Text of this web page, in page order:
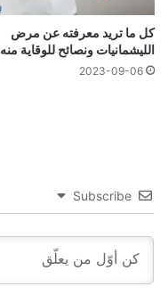
كل ما تريد معرفته عن مرض
الليشمانيات ونصائح للوقاية منه
2023-09-06
Subscribe